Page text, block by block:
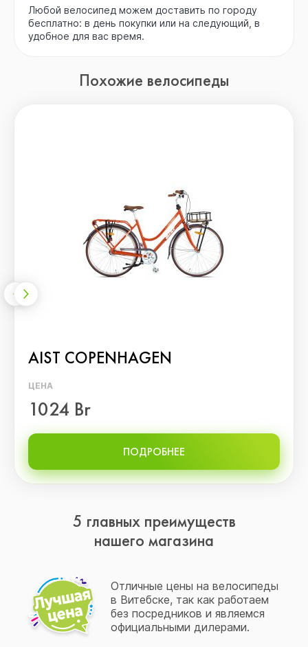
Любой велосипед можем доставить по городу
бесплатно: в день покупки или на следующий, в
удобное для вас время.
Похожие велосипеды
AIST СOPENHAGEN
ЦЕНА
1024 Br
ПОДРОБНЕЕ
5 главных преимуществ
нашего магазина
Отличные цены на велосипеды
в Витебске, так как работаем
без посредников и являемся
официальными дилерами.